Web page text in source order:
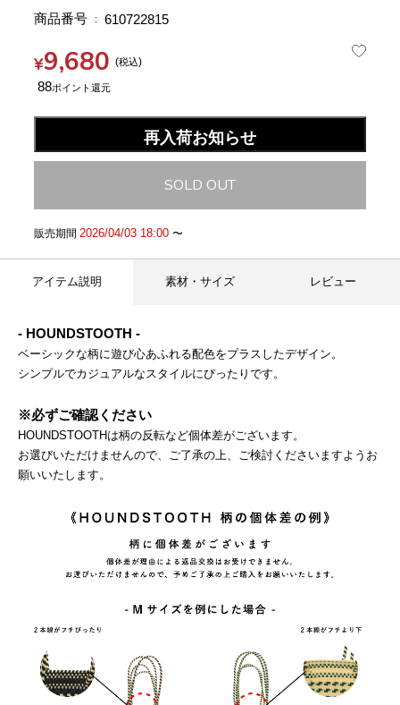
商品番号 610722815
¥9,680 税込
88
再入荷お知らせ
SOLD OUT
販売期間 2026/04/03 18:00〜
アイテム説明 素材・サイズ レビュー
- HOUNDSTOOTH -
ベーシックな柄に遊び心あふれる配色をプラスしたデザイン。
シンプルでカジュアルなスタイルにぴったりです。
※必ずご確認ください
HOUNDSTOOTHは柄の反転など個体差がございます。
お選びいただけませんので、ご了承の上、ご検討くださいますようお
願いいたします。